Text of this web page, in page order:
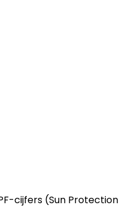
cijfers (Sun Protection